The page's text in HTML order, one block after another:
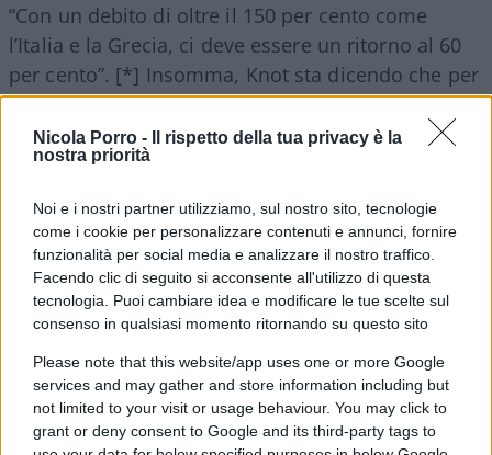
Nicola Porro -
Il rispetto della tua privacy è la
nostra priorità
Noi e i nostri partner utilizziamo, sul nostro sito, tecnologie
come i cookie per personalizzare contenuti e annunci, fornire
funzionalità per social media e analizzare il nostro traffico.
Facendo clic di seguito si acconsente all'utilizzo di questa
tecnologia. Puoi cambiare idea e modificare le tue scelte sul
consenso in qualsiasi momento ritornando su questo sito
Please note that this website/app uses one or more Google
services and may gather and store information including but
not limited to your visit or usage behaviour. You may click to
grant or deny consent to Google and its third-party tags to
“Con un debito di oltre il 150 per cento come
l’Italia e la Grecia, ci deve essere un ritorno al 60
per cento”. [*] Insomma, Knot sta dicendo che per
ottenere di scrivere una tantum fuori bilancio il
debito nazionale nuovo (che è l’unico vantaggio
delRecovery Fund
dovrebbe ripagare oltre metà del proprio debito
nazionale esistente. In altre parole, egli sta
dicendo che ilRecovery Fundè un Mes un poco più
sofisticato. Pure qui, egli non ha da offrire
In terzo luogo, Knot chiede ai propri concittadini
la disponibilità a far crescere un poco più